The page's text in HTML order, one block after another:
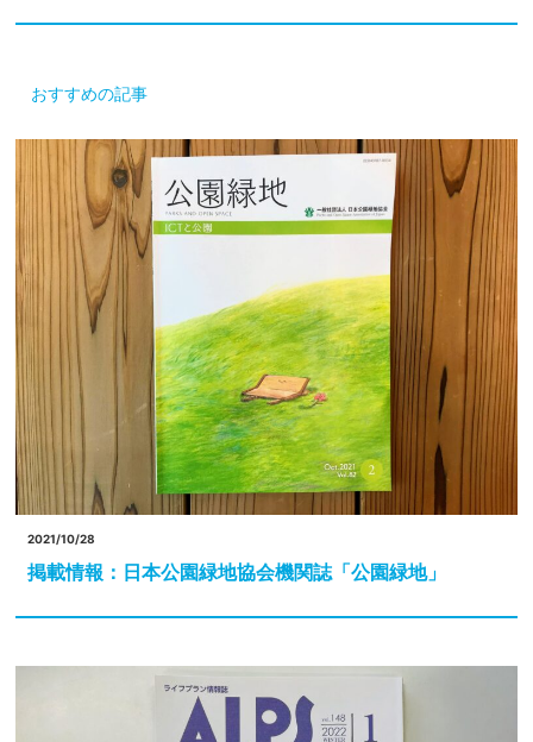
おすすめの記事
2021/10/28
掲載情報：日本公園緑地協会機関誌「公園緑地」